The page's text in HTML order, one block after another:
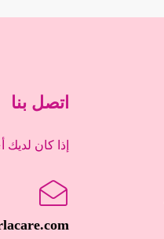
اتصل بنا
إذا كان